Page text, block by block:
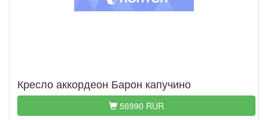
Кресло аккордеон Барон капучино
56990 RUR